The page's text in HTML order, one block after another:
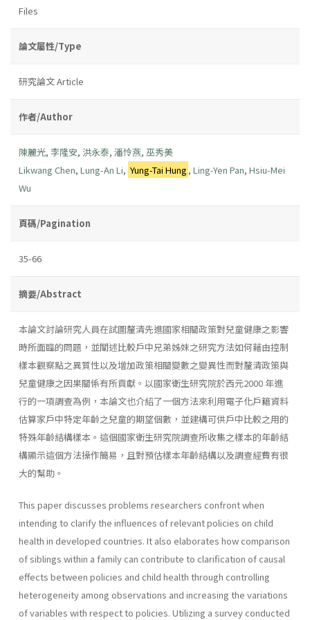
Files
論文屬性/Type
研究論文 Article
作者/Author
陳麗光, 李隆安, 洪永泰, 潘怜燕, 巫秀美
Likwang Chen, Lung-An Li, Yung-Tai Hung ,Ling-Yen Pan,Hsiu-Mei
Wu
頁碼/Pagination
35-66
摘要/Abstract
本論文討論研究人員在試圖釐清先進國家相關政策對兒童健康之影響
時所面臨的問題，並闡述比較戶中兄弟姊妹之研究方法如何藉由控制
樣本觀察點之異質性以及增加政策相關變數之變異性而對釐清政策與
兒童健康之因果關係有所貢獻。以國家衛生研究院於西元2000 年進
行的一項調查為例，本論文也介紹了一個方法來利用電子化戶籍資料
估算家戶中特定年齡之兒童的期望個數，並建構可供戶中比較之用的
特殊年齡結構樣本。這個國家衛生研究院調查所收集之樣本的年齡結
構顯示這個方法操作簡易，且對預估樣本年齡結構以及調查經費有很
大的幫助。
This paper discusses problems researchers confront when
intending to clarify the influences of relevant policies on child
health in developed countries. It also elaborates how comparison
of siblings within a family can contribute to clarification of causal
effects between policies and child health through controlling
heterogeneity among observations and increasing the variations
of variables with respect to policies. Utilizing a survey conducted